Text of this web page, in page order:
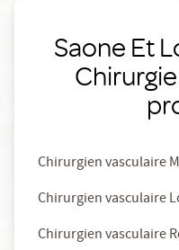
Saone Et
Chirurgien vasculaire
Chirurgien vasculaire
Chirurgien vasculaire